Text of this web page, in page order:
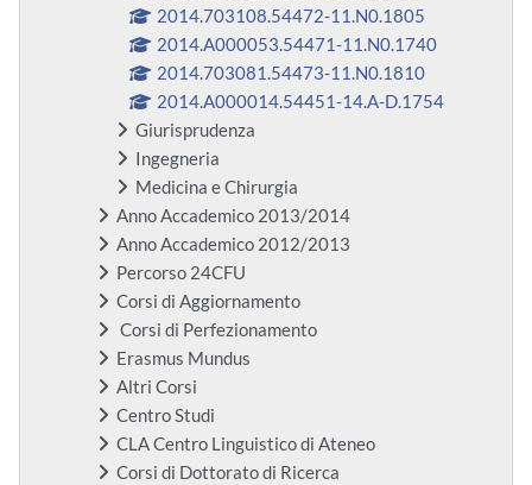
2014.703108.54472-11.N0.1805
2014.A000053.54471-11.N0.1740
2014.703081.54473-11.N0.1810
2014.A000014.54451-14.A-D.1754
Giurisprudenza
Ingegneria
Medicina e Chirurgia
Anno Accademico 2013/2014
Anno Accademico 2012/2013
Percorso 24CFU
Corsi di Aggiornamento
Corsi di Perfezionamento
Erasmus Mundus
Altri Corsi
Centro Studi
CLA Centro Linguistico di Ateneo
Corsi di Dottorato di Ricerca